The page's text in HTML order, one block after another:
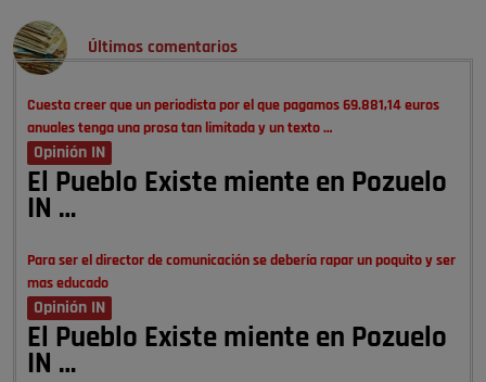
Últimos comentarios
Cuesta creer que un periodista por el que pagamos 69.881,14 euros
anuales tenga una prosa tan limitada y un texto …
Opinión IN
El Pueblo Existe miente en Pozuelo
IN …
Para ser el director de comunicación se debería rapar un poquito y ser
mas educado
Opinión IN
El Pueblo Existe miente en Pozuelo
IN …